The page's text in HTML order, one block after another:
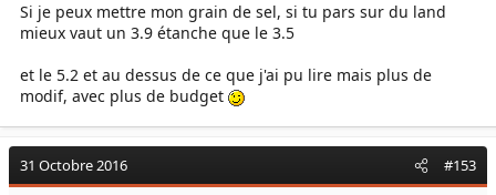
Si je peux mettre mon grain de sel, si tu pars sur du land
mieux vaut un 3.9 étanche que le 3.5
et le 5.2 et au dessus de ce que j'ai pu lire mais plus de
modif, avec plus de budget
31 Octobre 2016 #153